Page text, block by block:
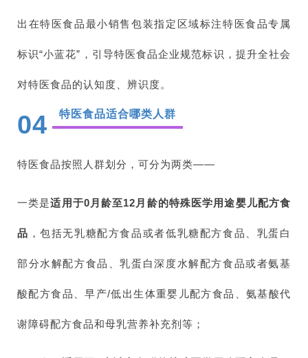
出在特医食品最小销售包装指定区域标注特医食品专属
标识“小蓝花”，引导特医食品企业规范标识，提升全社会
对特医食品的认知度、辨识度。
04 特医食品适合哪类人群
特医食品按照人群划分，可分为两类——
一类是适用于0月龄至12月龄的特殊医学用途婴儿配方食
品 ，包括无乳糖配方食品或者低乳糖配方食品、乳蛋白
部分水解配方食品、乳蛋白深度水解配方食品或者氨基
酸配方食品、早产/低出生体重婴儿配方食品、氨基酸代
谢障碍配方食品和母乳营养补充剂等；